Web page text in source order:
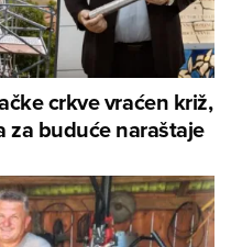
crkve vraćen križ,
za buduće naraštaje